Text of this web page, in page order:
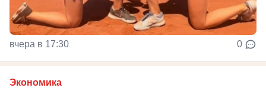
вчера в 17:30 0
Экономика